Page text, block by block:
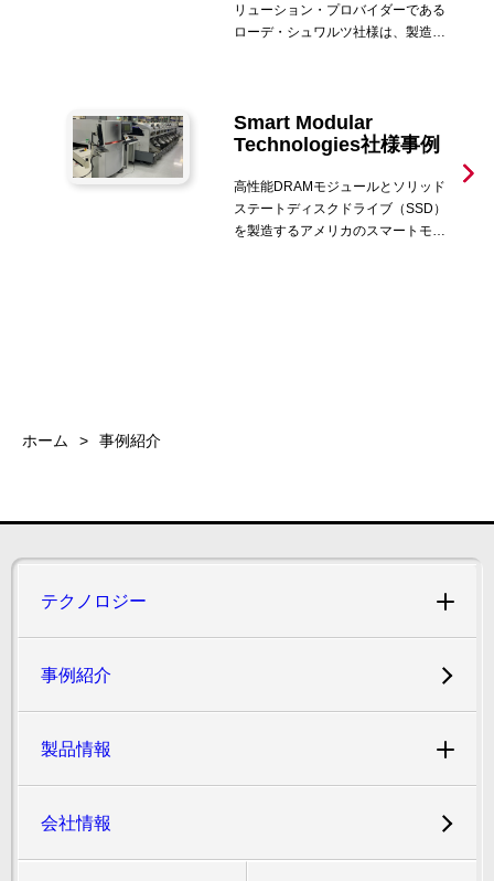
リューション・プロバイダーである
ローデ・シュワルツ社様は、製造オ
れました。
Smart Modular
Technologies社様事例
高性能DRAMモジュールとソリッド
ステートディスクドライブ（SSD）
を製造するアメリカのスマートモジ
ホーム 事例紹介
テクノロジー
事例紹介
製品情報
会社情報